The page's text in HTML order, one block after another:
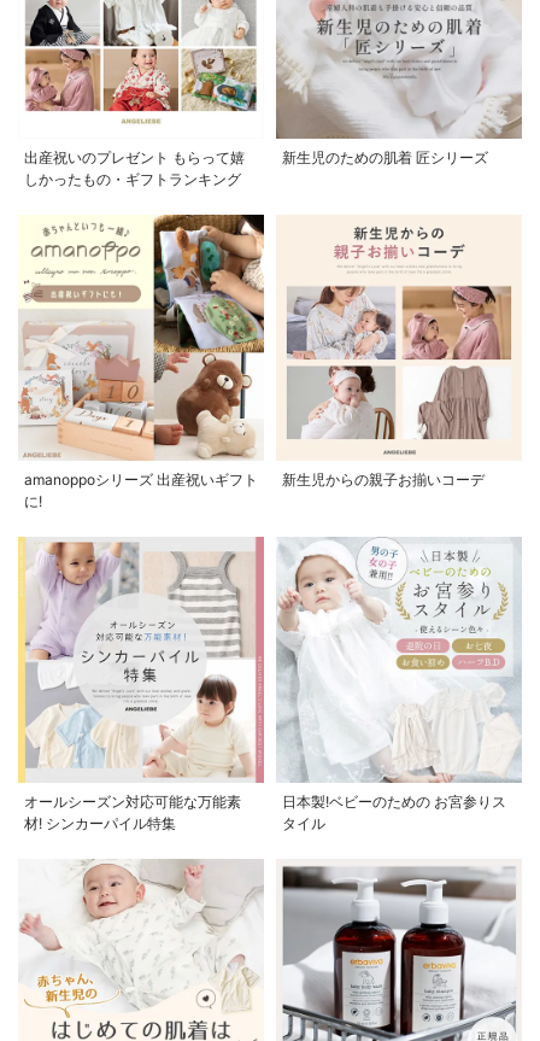
出産祝いのプレゼント もらって嬉
しかったもの・ギフトランキング
新生児のための肌着 匠シリーズ
amanoppoシリーズ 出産祝いギフト
に!
新生児からの親子お揃いコーデ
オールシーズン対応可能な万能素
材! シンカーパイル特集
日本製!ベビーのための お宮参りス
タイル